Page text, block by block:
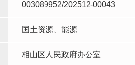
003089952/202512-00043
国土资源、能源
相山区人民政府办公室